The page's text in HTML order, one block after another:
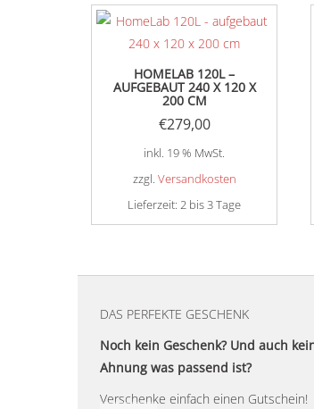
HOMELAB 120L –
AUFGEBAUT 240 X 120 X
200 CM
€279,00
inkl. 19 % MwSt.
zzgl. Versandkosten
Lieferzeit:2 bis 3 Tage
DAS PERFEKTE GESCHENK
Noch kein Geschenk? Und auch
Ahnung was passend ist?
Verschenke einfach einen Gutschein!